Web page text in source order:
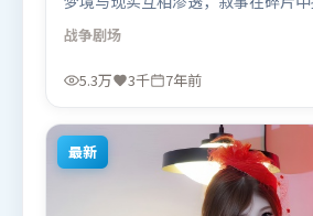
回味空间。人物关系网复杂却不凌乱
推动信息增量。由吕克·贝松执导，
宋康昊，胡歌、赵丽颖、基里安·墨
适合喜欢战争题材的观众观看。
战争剧场
5.3万 3千 7年前
最新